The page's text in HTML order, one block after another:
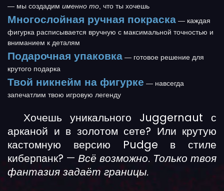
— мы создадим именно то , что ты хочешь
Многослойная ручная покраска — каждая
фигурка расписывается вручную с максимальной точностью и
вниманием к деталям
Подарочная упаковка — готовое решение для
крутого подарка
Твой никнейм на фигурке — навсегда
запечатлим твою игровую легенду
Хочешь уникального Juggernaut с
арканой и в золотом сете? Или крутую
кастомную версию Pudge в стиле
киберпанк? — Всё возможно. Только твоя
фантазия задаёт границы.